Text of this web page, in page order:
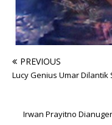
PREVIOUS
Lucy Genius Umar Dilantik
Irwan Prayitno